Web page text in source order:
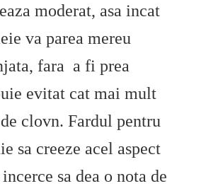
moderat, asa incat
va parea mereu
fara a fi prea
evitat cat mai mult
clovn. Fardul pentru
sa creeze acel aspect
sa dea o nota de